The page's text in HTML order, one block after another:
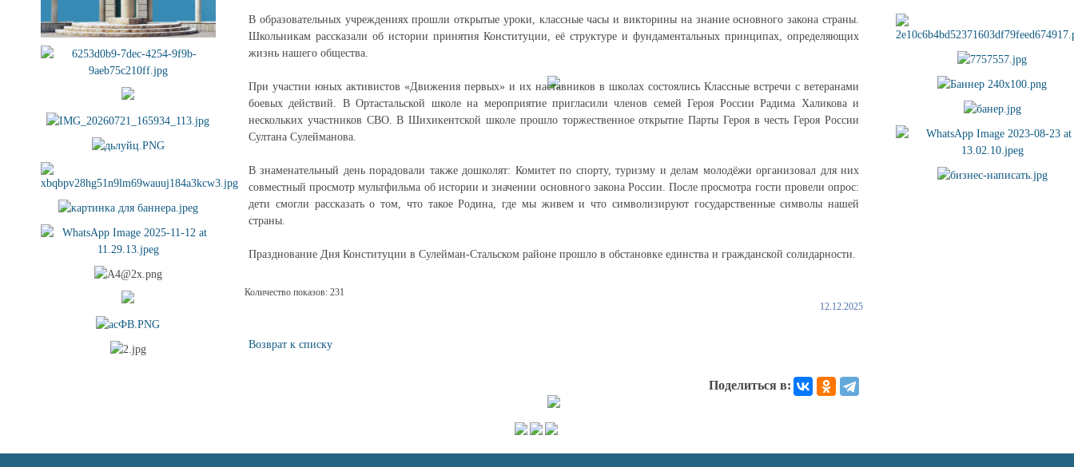
В образовательных учреждениях прошли открытые уроки, классные часы и викторины на знание основного закона страны.
Школьникам рассказали об истории принятия Конституции, её структуре и фундаментальных принципах, определяющих
жизнь нашего общества.
При участии юных активистов «Движения первых» и их наставников в школах состоялись Классные встречи с ветеранами
боевых действий. В Ортастальской школе на мероприятие пригласили членов семей Героя России Радима Халикова и
нескольких участников СВО. В Шихикентской школе прошло торжественное открытие Парты Героя в честь Героя России
Султана Сулейманова.
В знаменательный день порадовали также дошколят: Комитет по спорту, туризму и делам молодёжи организовал для них
совместный просмотр мультфильма об истории и значении основного закона России. После просмотра гости провели опрос:
дети смогли рассказать о том, что такое Родина, где мы живем и что символизируют государственные символы нашей
страны.
Празднование Дня Конституции в Сулейман-Стальском районе прошло в обстановке единства и гражданской солидарности.
Количество показов: 231
12.12.2025
Возврат к списку
Поделиться в: